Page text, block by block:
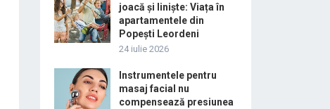
joacă și liniște: Viața în
apartamentele din
Popești Leordeni
24 iulie 2026
Instrumentele pentru
masaj facial nu
compensează presiunea